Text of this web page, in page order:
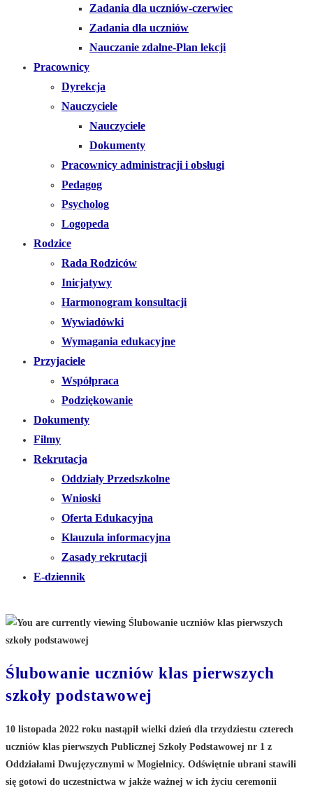
Zadania dla uczniów-czerwiec
Zadania dla uczniów
Nauczanie zdalne-Plan lekcji
Pracownicy
Dyrekcja
Nauczyciele
Nauczyciele
Dokumenty
Pracownicy administracji i obsługi
Pedagog
Psycholog
Logopeda
Rodzice
Rada Rodziców
Inicjatywy
Harmonogram konsultacji
Wywiadówki
Wymagania edukacyjne
Przyjaciele
Współpraca
Podziękowanie
Dokumenty
Filmy
Rekrutacja
Oddziały Przedszkolne
Wnioski
Oferta Edukacyjna
Klauzula informacyjna
Zasady rekrutacji
E-dziennik
Ślubowanie uczniów klas pierwszych
szkoły podstawowej
10 listopada 2022 roku nastąpił wielki dzień dla trzydziestu czterech
uczniów klas pierwszych Publicznej Szkoły Podstawowej nr 1 z
Oddziałami Dwujęzycznymi w Mogielnicy. Odświętnie ubrani stawili
się gotowi do uczestnictwa w jakże ważnej w ich życiu ceremonii